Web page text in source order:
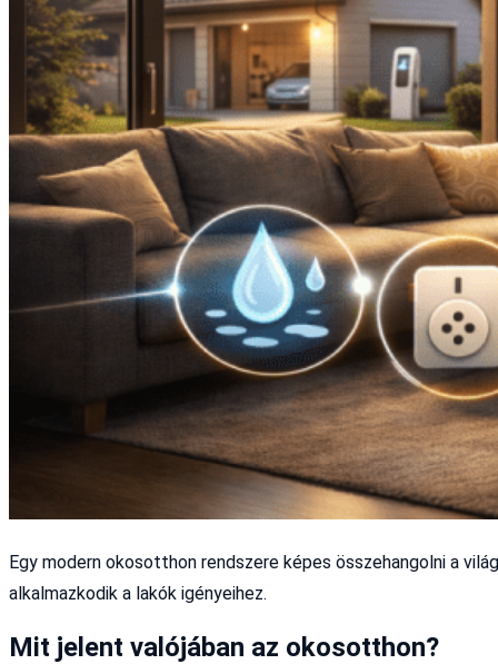
Egy modern okosotthon rendszere képes összehangolni a
alkalmazkodik a lakók igényeihez.
Mit jelent valójában az okosotthon?